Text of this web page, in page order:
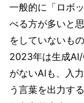
一般的に「ロボ
べる方が多いと
をしていないも
2023年は生成
がないAIも、入
う言葉を出力す